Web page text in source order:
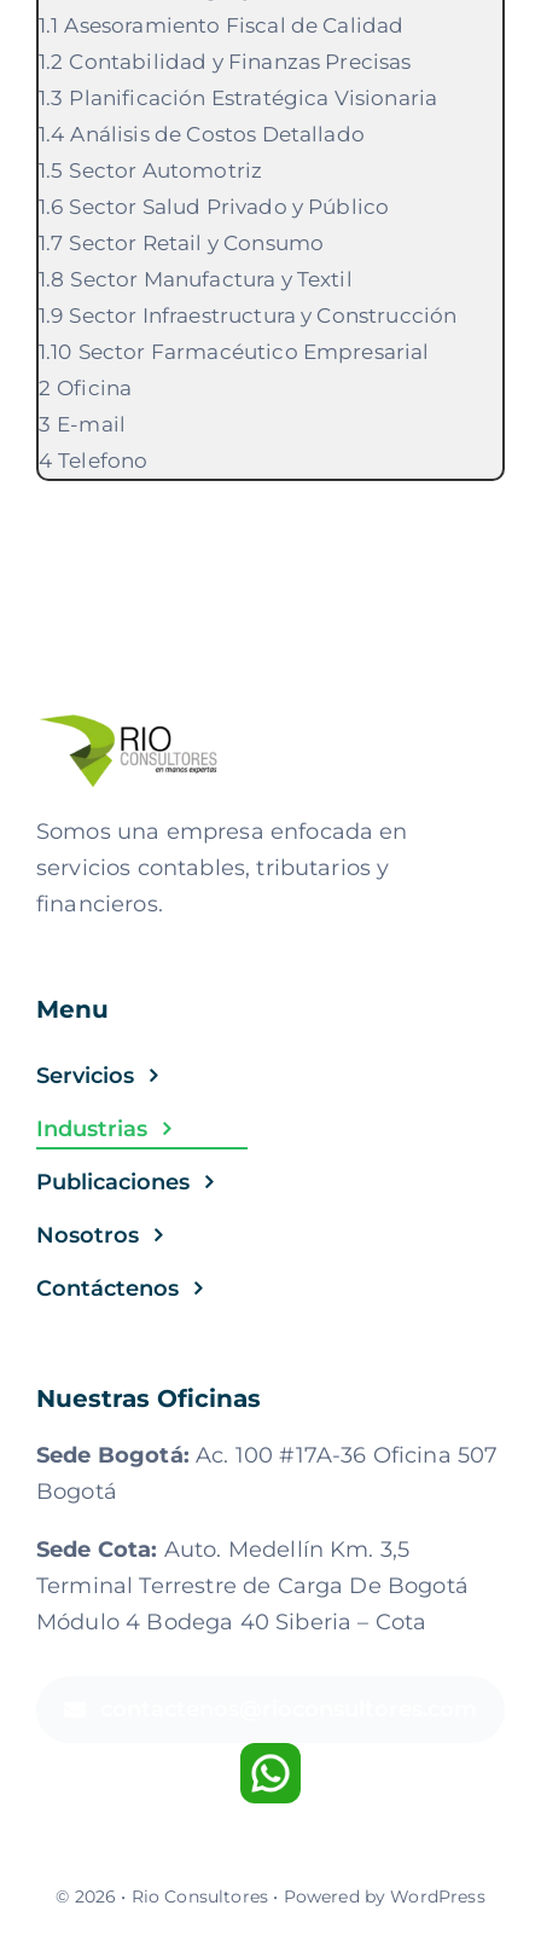
Asesoramiento Fiscal de Calidad
Contabilidad y Finanzas Precisas
Planificación Estratégica Visionaria
Análisis de Costos Detallado
Sector Automotriz
Sector Salud Privado y Público
Sector Retail y Consumo
Sector Manufactura y Textil
Sector Infraestructura y Construcción
Sector Farmacéutico Empresarial
Oficina
E-mail
Telefono
Somos una empresa enfocada en
servicios contables, tributarios y
financieros.
Menu
Servicios
Industrias
Publicaciones
Nosotros
Contáctenos
Nuestras Oficinas
Sede Bogotá: Ac. 100 #17A-36 Oficina 507
Bogotá
Sede Cota: Auto. Medellín Km. 3,5
Terminal Terrestre de Carga De Bogotá
Módulo 4 Bodega 40 Siberia – Cota
© 2026 • Rio Consultores • Powered by WordPress